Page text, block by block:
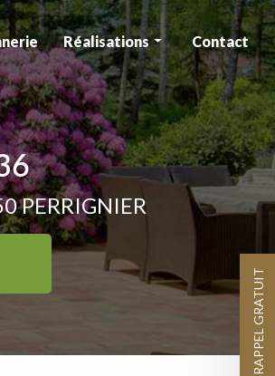
RAPPEL GRATUIT
Réalisations
Aménagement
Entretien
Maçonnerie
Contact
PERRIGNIER